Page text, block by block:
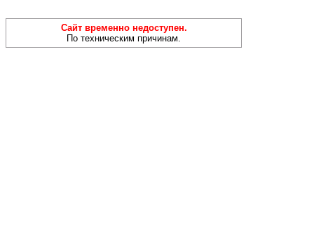
Сайт временно недоступен.
По техническим причинам.